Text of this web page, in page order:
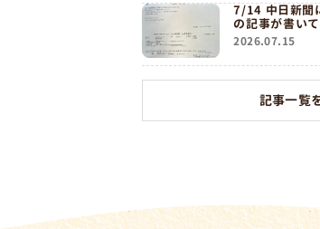
7/14 中日新聞
の記事が書い
2026.07.15
記事一覧